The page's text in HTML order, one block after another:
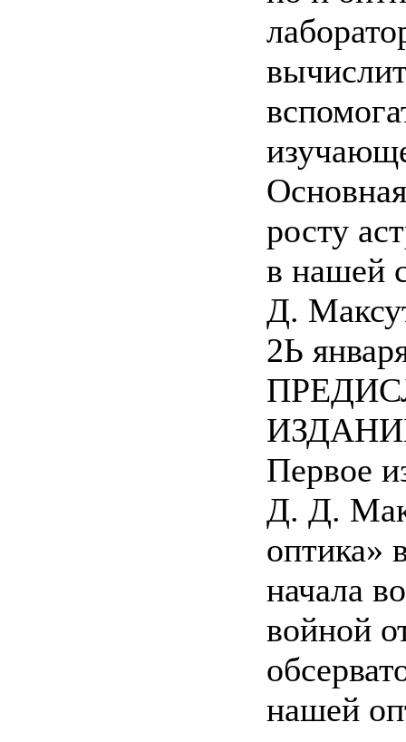
росту
в нашей
Д.
2Ь
Первое
Д. Д.
оптика»
начала
войной
нашей